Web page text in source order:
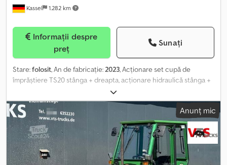
Kassel 1.282 km
preț
Sunați
Stare:folosit, An de fabricație:2023, Acționare set cupă de
împrăștiere TS20 stânga + dreapta, acționare hidraulică stânga +
dreapta cu Auto TS / și FlowControl disc principal stânga +
dreapta cu AutoTS, protecție pentru țevi, suport rulant și
dispozitiv de parcare pivotant, iluminare de lucru, senzor de
înclinare pentru sistemul de cântărire / 16 buc EasyCheck.
Chsdot A Tzwopfx Afnoa
Anunț mic